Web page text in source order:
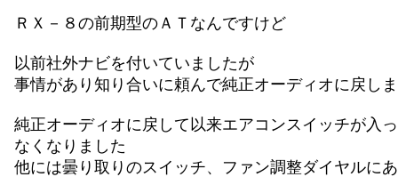
ＲＸ－８の前期型のＡＴなんですけど
以前社外ナビを付いていましたが
事情があり知り合いに頼んで純正オーディオに戻し
純正オーディオに戻して以来エアコンスイッチが入
なくなりました
他には曇り取りのスイッチ、ファン調整ダイヤルに